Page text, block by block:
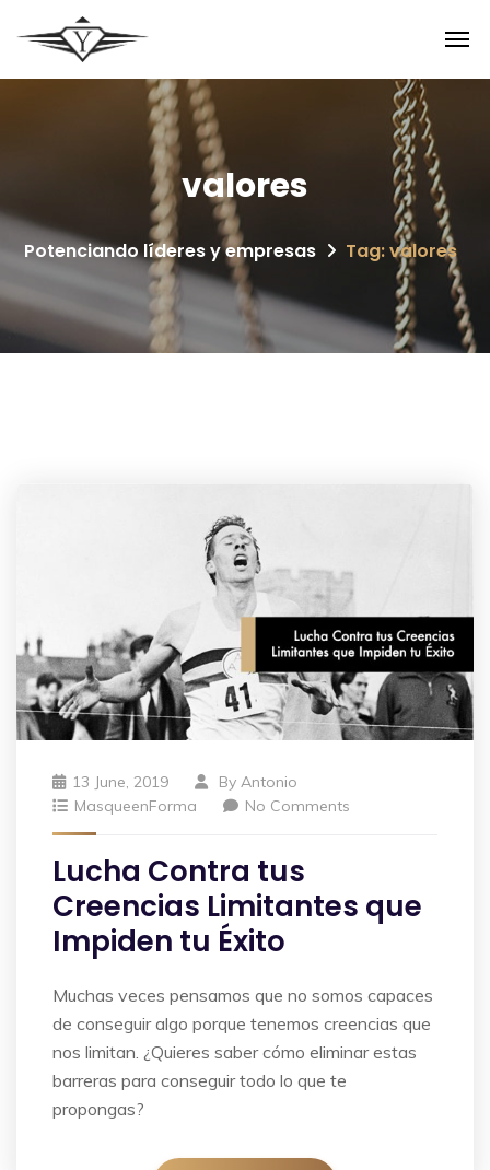
valores
Potenciando líderes y empresas Tag: valores
13 June, 2019 By Antonio
MasqueenForma
No Comments
Lucha Contra tus
Creencias Limitantes que
Impiden tu Éxito
Muchas veces pensamos que no somos capaces
de conseguir algo porque tenemos creencias que
nos limitan. ¿Quieres saber cómo eliminar estas
barreras para conseguir todo lo que te
propongas?